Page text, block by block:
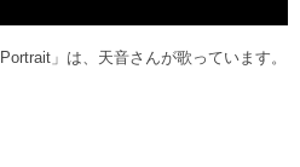
」は、天音さんが歌っています。